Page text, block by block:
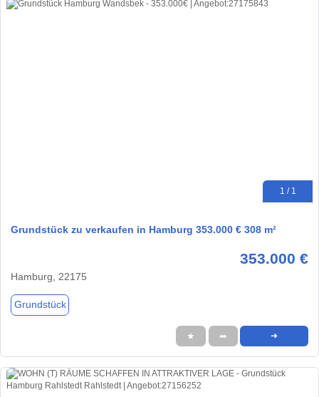
1 / 1
Grundstück zu verkaufen in Hamburg 353.000 € 308 m²
353.000 €
Hamburg, 22175
Grundstück
★ ➦ ➜